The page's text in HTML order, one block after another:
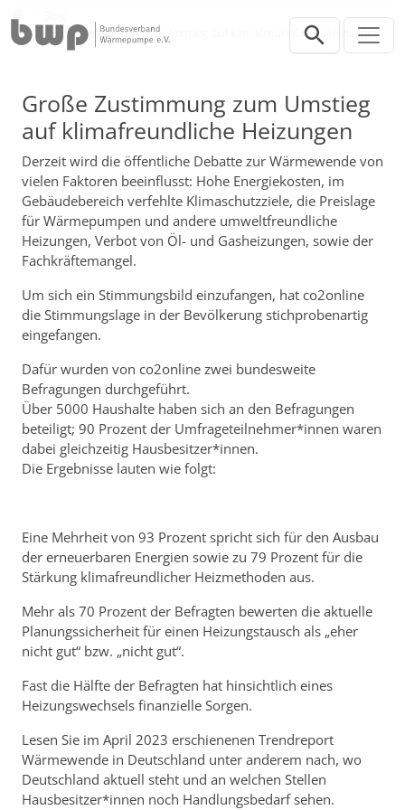
Große Zustimmung zum Umstieg auf klimafreundliche Heizungen
Große Zustimmung zum Umstieg
auf klimafreundliche Heizungen
Derzeit wird die öffentliche Debatte zur Wärmewende von
vielen Faktoren beeinflusst: Hohe Energiekosten, im
Gebäudebereich verfehlte Klimaschutzziele, die Preislage
für Wärmepumpen und andere umweltfreundliche
Heizungen, Verbot von Öl- und Gasheizungen, sowie der
Fachkräftemangel.
Um sich ein Stimmungsbild einzufangen, hat co2online
die Stimmungslage in der Bevölkerung stichprobenartig
eingefangen.
Dafür wurden von co2online zwei bundesweite
Befragungen durchgeführt.
Über 5000 Haushalte haben sich an den Befragungen
beteiligt; 90 Prozent der Umfrageteilnehmer*innen waren
dabei gleichzeitig Hausbesitzer*innen.
Die Ergebnisse lauten wie folgt:
Eine Mehrheit von 93 Prozent spricht sich für den Ausbau
der erneuerbaren Energien sowie zu 79 Prozent für die
Stärkung klimafreundlicher Heizmethoden aus.
Mehr als 70 Prozent der Befragten bewerten die aktuelle
Planungssicherheit für einen Heizungstausch als „eher
nicht gut“ bzw. „nicht gut“.
Fast die Hälfte der Befragten hat hinsichtlich eines
Heizungswechsels finanzielle Sorgen.
Lesen Sie im April 2023 erschienenen Trendreport
Wärmewende in Deutschland unter anderem nach, wo
Deutschland aktuell steht und an welchen Stellen
Hausbesitzer*innen noch Handlungsbedarf sehen.